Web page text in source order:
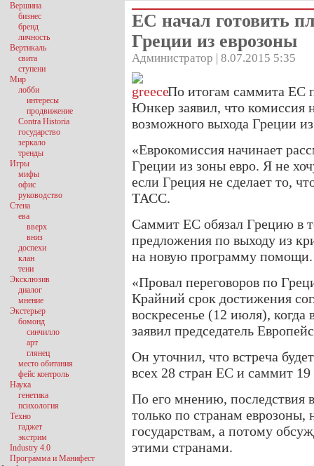
ЕС начал готовить
Греции из еврозоны
Администратор | 8.07.2015 5:35
По итогам саммита ЕС
Юнкер заявил, что комиссия
возможного выхода Греции
«Еврокомиссия начинает
Греции из зоны евро. Я не
если Греция не сделает то,
ТАСС.
Саммит ЕС обязал Грецию в
предложения по выходу из
на новую программу помощи.
«Провал переговоров по
Крайний срок достижения
воскресенье (12 июля),
заявил председатель
Он уточнил, что встреча
всех 28 стран ЕС и саммит 19
По его мнению, последствия
только по странам
государствам, а потому
этими странами.
Вершина
бизнес
бренд
личность
Вертикаль
свита
ступени
Мир
лобби
интересы
продвижение
Contra Historia
государство
зеркало
тренды
Игры
мифы
офис
руководство
Стена
ева
вверх
вниз
доспехи
клан
тени
Эксклюзив
диалог
мнение
Экстерьер
бомонд
синчилло
арт
глянец
место обитания
фейс контроль
Наука
генетика
психология
Техно
гаджет
экстрим
Industry 4.0
Программа и Манифест